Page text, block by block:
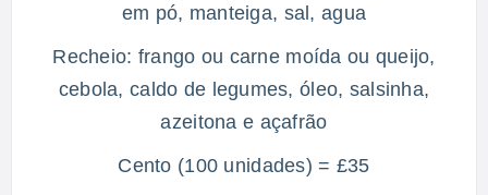
em pó, manteiga, sal, agua
Recheio: frango ou carne moída ou queijo,
cebola, caldo de legumes, óleo, salsinha,
azeitona e açafrão
Cento (100 unidades) = £35